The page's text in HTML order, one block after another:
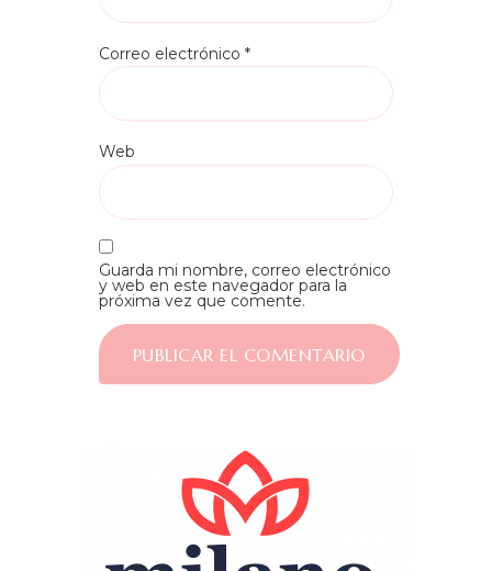
Correo electrónico *
Web
Guarda mi nombre, correo electrónico
y web en este navegador para la
próxima vez que comente.